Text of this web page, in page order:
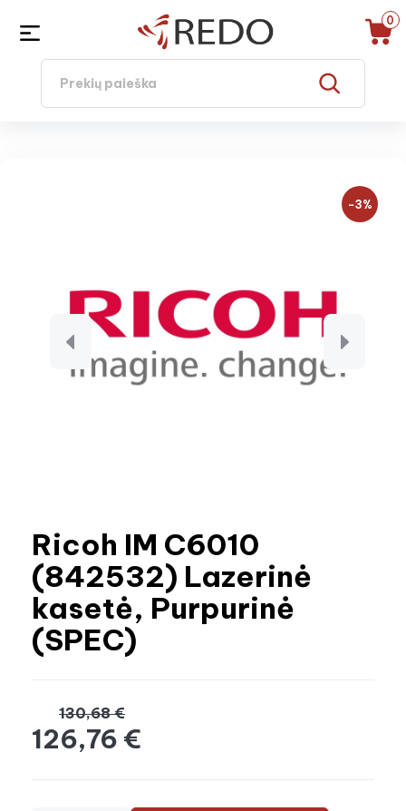
0
−3%
Ricoh IM C6010
(842532) Lazerinė
kasetė, Purpurinė
(SPEC)
130,68 €
126,76 €